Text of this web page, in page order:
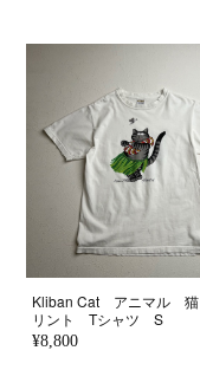
Kliban Cat アニマル
リント Tシャツ S
¥8,800